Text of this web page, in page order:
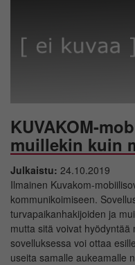
KUVAKOM-
muillekin kuin
Julkaistu: 24.10.2019
Ilmainen Kuvakom-
kommunikoimiseen.
turvapaikanhakijoiden ja
mutta sitä voivat
sovelluksessa voi ottaa
useita samalle aukeamalle